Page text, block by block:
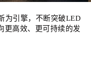
为引擎，不断突破LED
更高效、更可持续的发